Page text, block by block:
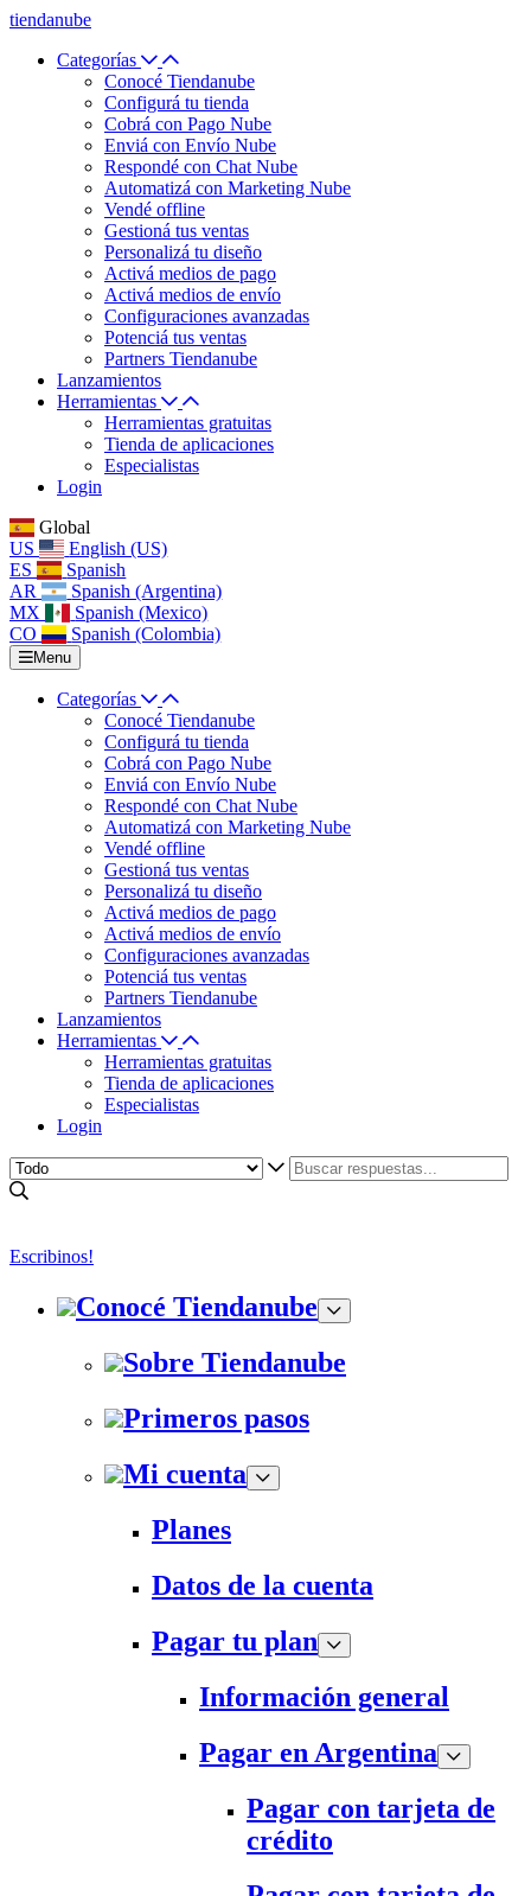
tiendanube
Categorías
Conocé Tiendanube
Configurá tu tienda
Cobrá con Pago Nube
Enviá con Envío Nube
Respondé con Chat Nube
Automatizá con Marketing Nube
Vendé offline
Gestioná tus ventas
Personalizá tu diseño
Activá medios de pago
Activá medios de envío
Configuraciones avanzadas
Potenciá tus ventas
Partners Tiendanube
Lanzamientos
Herramientas
Herramientas gratuitas
Tienda de aplicaciones
Especialistas
Login
Global
US
English (US)
ES
Spanish
AR
Spanish (Argentina)
MX
Spanish (Mexico)
CO
Spanish (Colombia)
Menu
Categorías
Conocé Tiendanube
Configurá tu tienda
Cobrá con Pago Nube
Enviá con Envío Nube
Respondé con Chat Nube
Automatizá con Marketing Nube
Vendé offline
Gestioná tus ventas
Personalizá tu diseño
Activá medios de pago
Activá medios de envío
Configuraciones avanzadas
Potenciá tus ventas
Partners Tiendanube
Lanzamientos
Herramientas
Herramientas gratuitas
Tienda de aplicaciones
Especialistas
Login
Escribinos!
Conocé Tiendanube
Sobre Tiendanube
Primeros pasos
Mi cuenta
Planes
Datos de la cuenta
Pagar tu plan
Información general
Pagar en Argentina
Pagar con tarjeta de
crédito